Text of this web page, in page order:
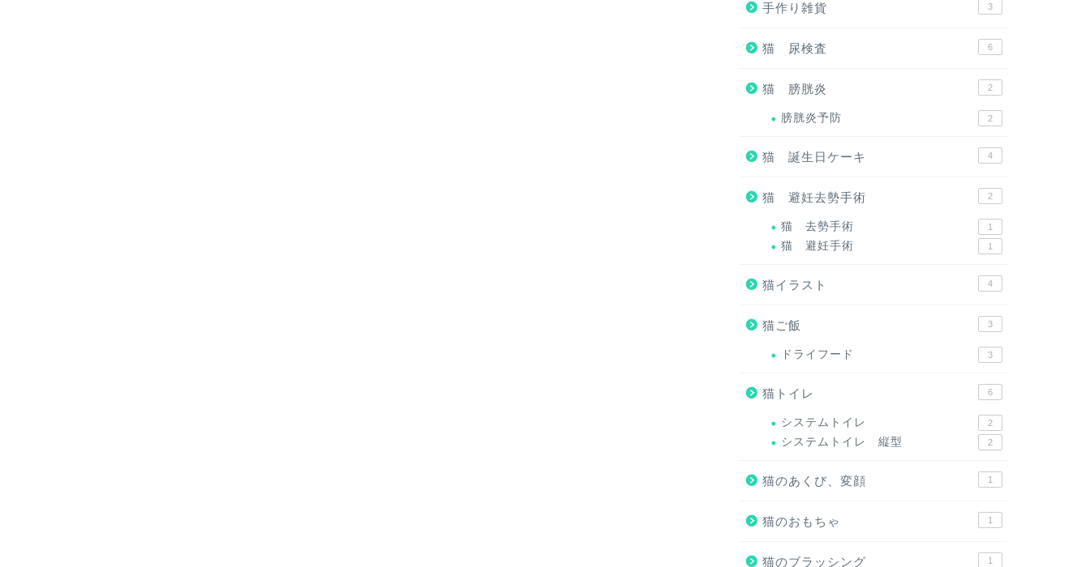
手作り雑貨 3
猫 尿検査 6
猫 膀胱炎 2
膀胱炎予防 2
猫 誕生日ケーキ 4
猫 避妊去勢手術 2
猫 去勢手術 1
猫 避妊手術 1
猫イラスト 4
猫ご飯 3
ドライフード 3
猫トイレ 6
システムトイレ 2
システムトイレ 縦型 2
猫のあくび、変顔 1
猫のおもちゃ 1
猫のブラッシング 1